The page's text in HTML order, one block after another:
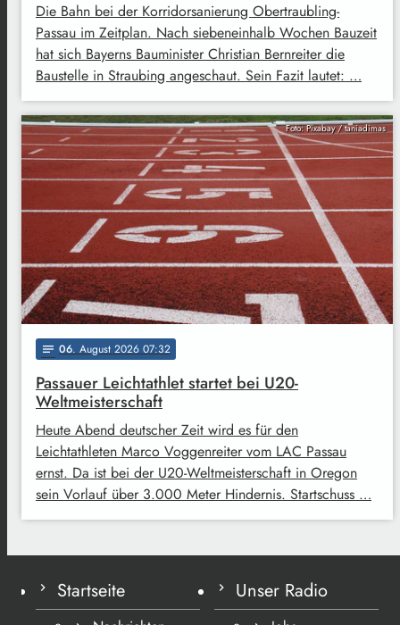
Die Bahn bei der Korridorsanierung Obertraubling-
Passau im Zeitplan. Nach siebeneinhalb Wochen Bauzeit
hat sich Bayerns Bauminister Christian Bernreiter die
Baustelle in Straubing angeschaut. Sein Fazit lautet: …
Foto: Pixabay / taniadimas
notes 06. August 2026 07:32
Passauer Leichtathlet startet bei U20-
Weltmeisterschaft
Heute Abend deutscher Zeit wird es für den
Leichtathleten Marco Voggenreiter vom LAC Passau
ernst. Da ist bei der U20-Weltmeisterschaft in Oregon
sein Vorlauf über 3.000 Meter Hindernis. Startschuss …
Startseite Unser Radio